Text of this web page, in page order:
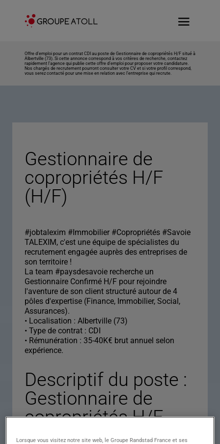
Offre d’emploi pour un contrat CDI au poste de Gestionnaire de copropriétés H/F situé à
Albertville (73). Si cette annonce correspond à vos critères de recherche, contactez
rapidement l’agence qui publie cette offre d’emploi pour proposer votre candidature.
Nos chargés de recrutement pourront consulter votre CV et si votre profil correspond,
vous serez contacté pour une mise en relation avec l’entreprise qui recrute.
Gestionnaire de
copropriétés H/F
(H/F)
#jobtalexim #Immobilier #Copropriétés #Savoie
TALEXIM, c'est une équipe de spécialistes du
recrutement engagée auprès des entreprises de
son territoire !
La team #paysdesavoie recherche un
Gestionnaire Confirmé H/F pour rejoindre
l'aventure de son client structuré autour de 4
pôles d'expertise (Finance, Immobilier, Social,
Assurances).
• Localisation : Albertville (73)
• Type de contrat : CDI
• Rémunération : 35-40K€ brut annuel selon
expérience.
Descriptif du poste :
Gestionnaire de
copropriétés H/F
Lorsque vous visitez notre site web, le Groupe Randstad France et ses